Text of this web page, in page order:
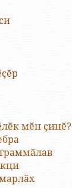
мӗн ҫинӗ?